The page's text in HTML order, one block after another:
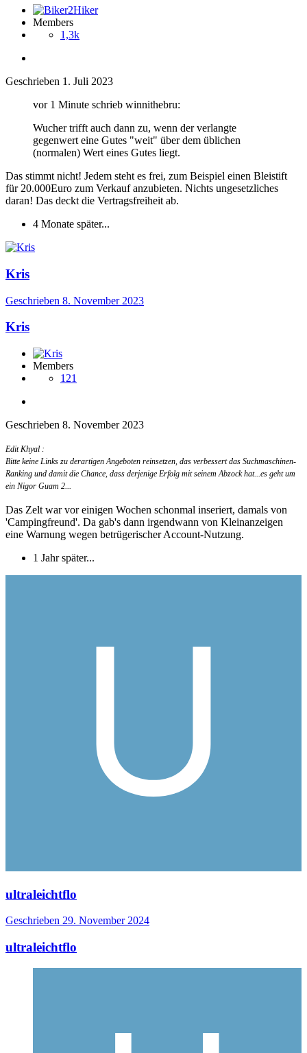
Members
1,3k
Geschrieben 1. Juli 2023
vor 1 Minute schrieb winnithebru:
Wucher trifft auch dann zu, wenn der verlangte
gegenwert eine Gutes "weit" über dem üblichen
(normalen) Wert eines Gutes liegt.
Das stimmt nicht! Jedem steht es frei, zum Beispiel einen Bleistift
für 20.000Euro zum Verkauf anzubieten. Nichts ungesetzliches
daran! Das deckt die Vertragsfreiheit ab.
4 Monate später...
Kris
Geschrieben 8. November 2023
Kris
Members
121
Geschrieben 8. November 2023
Edit Khyal :
Bitte keine Links zu derartigen Angeboten reinsetzen, das verbessert das Suchmaschinen-
Ranking und damit die Chance, dass derjenige Erfolg mit seinem Abzock hat...es geht um
ein Nigor Guam 2...
Das Zelt war vor einigen Wochen schonmal inseriert, damals von
'Campingfreund'. Da gab's dann irgendwann von Kleinanzeigen
eine Warnung wegen betrügerischer Account-Nutzung.
1 Jahr später...
ultraleichtflo
Geschrieben 29. November 2024
ultraleichtflo